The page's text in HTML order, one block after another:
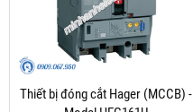
Thiết bị đóng cắt Hager (MCCB) -